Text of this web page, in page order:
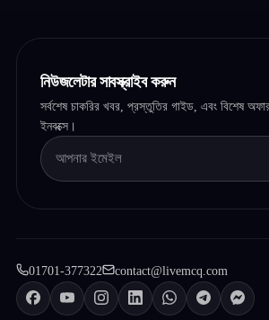
নিউজলেটার সাবস্ক্রাইব করুন
সর্বশেষ চাকরির খবর, প্রস্তুতির গাইড, এবং বিশেষ
ইনবক্সে।
01701-377322 contact@livemcq.com